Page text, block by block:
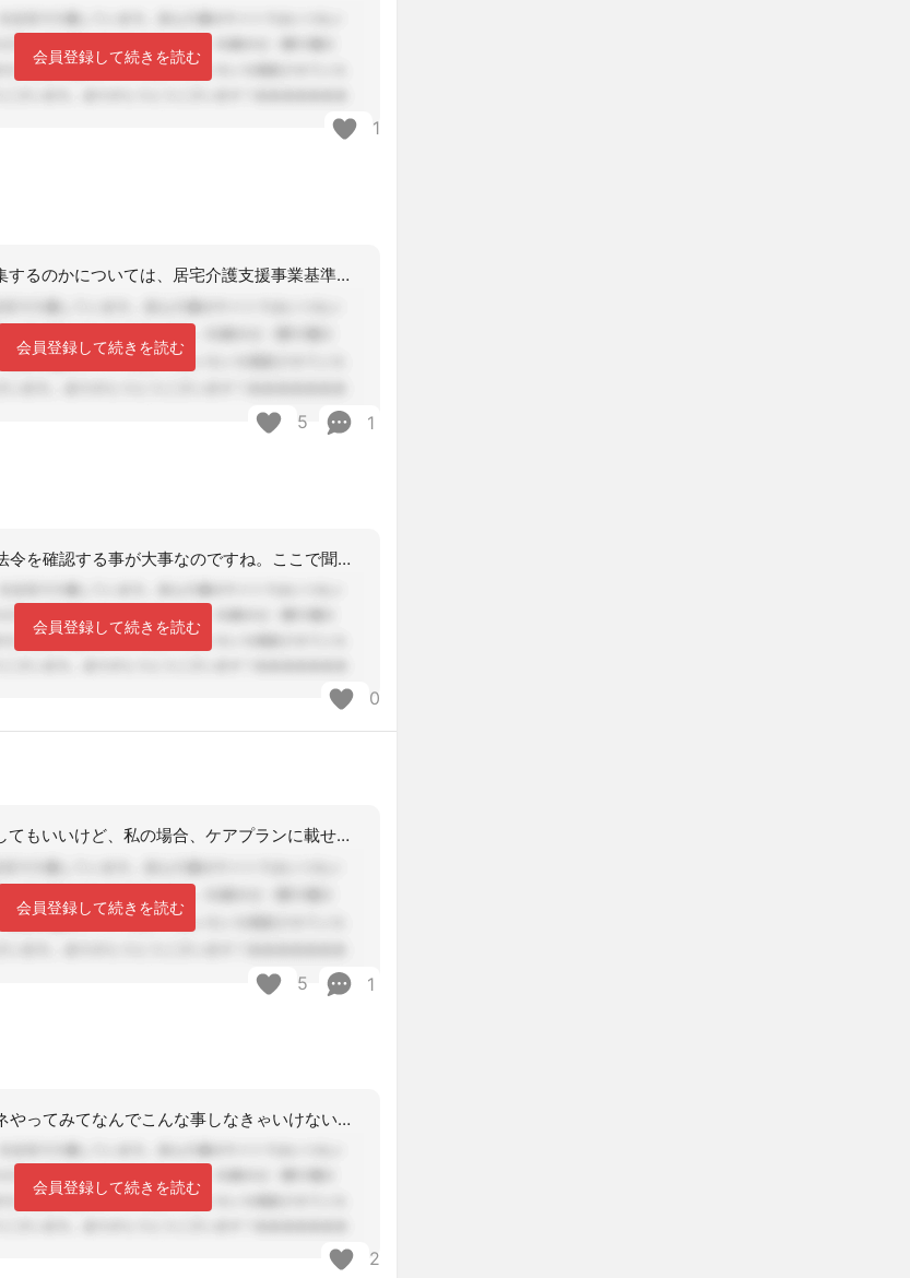
会員登録して続きを読む
1
担当者会議には誰を招集するのかについては、居宅介護支援事業基準省令に定められてい
会員登録して続きを読む
5 1
やはり自分自身で法令を確認する事が大事なのですね。ここで聞けば良いやという甘い考
会員登録して続きを読む
0
あれこれ呼んだり照会してもいいけど、私の場合、ケアプランに載せている介護適用の事
会員登録して続きを読む
5 1
ですよね。ケアマネやってみてなんでこんな事しなきゃいけないんだといつも思います。
会員登録して続きを読む
2